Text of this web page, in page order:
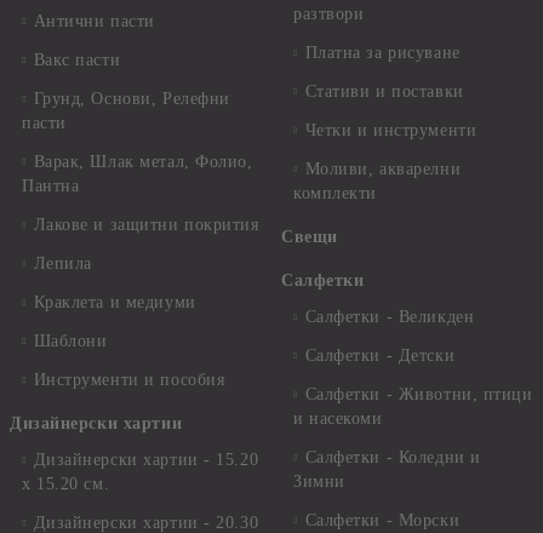
Антични пасти
Вакс пасти
Грунд, Основи, Релефни
пасти
Варак, Шлак метал, Фолио,
Пантна
Лакове и защитни покрития
Лепила
Краклета и медиуми
Шаблони
Инструменти и пособия
Дизайнерски хартии
Дизайнерски хартии - 15.20
х 15.20 см.
Дизайнерски хартии - 20.30
разтвори
Платна за рисуване
Стативи и поставки
Четки и инструменти
Моливи, акварелни
комплекти
Свещи
Салфетки
Салфетки - Великден
Салфетки - Детски
Салфетки - Животни, птици
и насекоми
Салфетки - Коледни и
Зимни
Салфетки - Морски